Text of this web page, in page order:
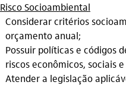
Risco Socioambiental
Considerar critérios
orçamento anual;
Possuir políticas e códigos
riscos econômicos, sociais
Atender a legislação